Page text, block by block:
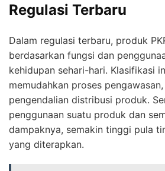
Regulasi Terbaru
Dalam regulasi terbaru, produk
berdasarkan fungsi dan
kehidupan sehari-hari. Klasifikasi
memudahkan proses
pengendalian distribusi produk.
penggunaan suatu produk dan
dampaknya, semakin tinggi pula
yang diterapkan.